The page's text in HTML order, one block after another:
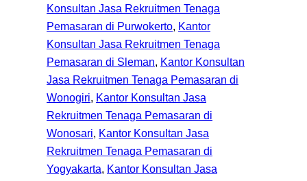
Konsultan Jasa Rekruitmen Tenaga
Pemasaran di Purwokerto, Kantor
Konsultan Jasa Rekruitmen Tenaga
Pemasaran di Sleman, Kantor Konsultan
Jasa Rekruitmen Tenaga Pemasaran di
Wonogiri, Kantor Konsultan Jasa
Rekruitmen Tenaga Pemasaran di
Wonosari, Kantor Konsultan Jasa
Rekruitmen Tenaga Pemasaran di
Yogyakarta, Kantor Konsultan Jasa